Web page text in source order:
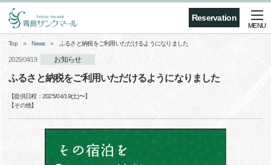
Reservation
MENU
Top News ふるさと納税をご利用いただけるようになりました
2025/04/19 お知らせ
ふるさと納税をご利用いただけるようになりました
【提供日程： 2025/04/19(土)〜】
【その他】